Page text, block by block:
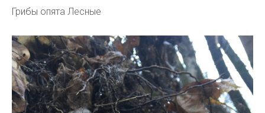
Грибы опята Лесные